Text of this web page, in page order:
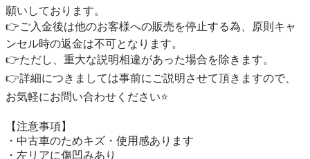
願いしております。
👉ご入金後は他のお客様への販売を停止する為、原則キャ
ンセル時の返金は不可となります。
👉ただし、重大な説明相違があった場合を除きます。
👉詳細につきましては事前にご説明させて頂きますので、
お気軽にお問い合わせください⭐️
【注意事項】
・中古車のためキズ・使用感あります
・左リアに傷凹みあり